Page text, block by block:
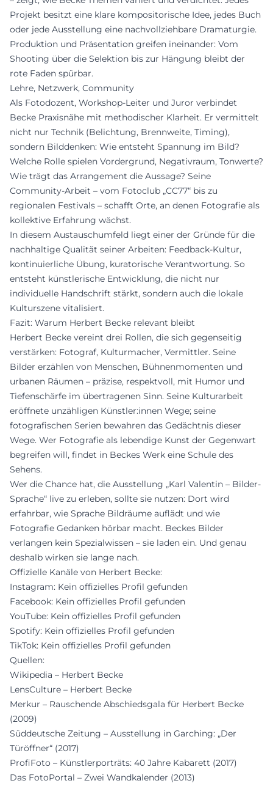
Projekt besitzt eine klare kompositorische Idee, jedes Buch
oder jede Ausstellung eine nachvollziehbare Dramaturgie.
Produktion und Präsentation greifen ineinander: Vom
Shooting über die Selektion bis zur Hängung bleibt der
rote Faden spürbar.
Lehre, Netzwerk, Community
Als Fotodozent, Workshop-Leiter und Juror verbindet
Becke Praxisnähe mit methodischer Klarheit. Er vermittelt
nicht nur Technik (Belichtung, Brennweite, Timing),
sondern Bilddenken: Wie entsteht Spannung im Bild?
Welche Rolle spielen Vordergrund, Negativraum, Tonwerte?
Wie trägt das Arrangement die Aussage? Seine
Community-Arbeit – vom Fotoclub „CC77“ bis zu
regionalen Festivals – schafft Orte, an denen Fotografie als
kollektive Erfahrung wächst.
In diesem Austauschumfeld liegt einer der Gründe für die
nachhaltige Qualität seiner Arbeiten: Feedback-Kultur,
kontinuierliche Übung, kuratorische Verantwortung. So
entsteht künstlerische Entwicklung, die nicht nur
individuelle Handschrift stärkt, sondern auch die lokale
Kulturszene vitalisiert.
Fazit: Warum Herbert Becke relevant bleibt
Herbert Becke vereint drei Rollen, die sich gegenseitig
verstärken: Fotograf, Kulturmacher, Vermittler. Seine
Bilder erzählen von Menschen, Bühnenmomenten und
urbanen Räumen – präzise, respektvoll, mit Humor und
Tiefenschärfe im übertragenen Sinn. Seine Kulturarbeit
eröffnete unzähligen Künstler:innen Wege; seine
fotografischen Serien bewahren das Gedächtnis dieser
Wege. Wer Fotografie als lebendige Kunst der Gegenwart
begreifen will, findet in Beckes Werk eine Schule des
Sehens.
Wer die Chance hat, die Ausstellung „Karl Valentin – Bilder-
Sprache“ live zu erleben, sollte sie nutzen: Dort wird
erfahrbar, wie Sprache Bildräume auflädt und wie
Fotografie Gedanken hörbar macht. Beckes Bilder
verlangen kein Spezialwissen – sie laden ein. Und genau
deshalb wirken sie lange nach.
Offizielle Kanäle von Herbert Becke:
Instagram: Kein offizielles Profil gefunden
Facebook: Kein offizielles Profil gefunden
YouTube: Kein offizielles Profil gefunden
Spotify: Kein offizielles Profil gefunden
TikTok: Kein offizielles Profil gefunden
Quellen:
Wikipedia – Herbert Becke
LensCulture – Herbert Becke
Merkur – Rauschende Abschiedsgala für Herbert Becke
(2009)
Süddeutsche Zeitung – Ausstellung in Garching: „Der
Türöffner“ (2017)
ProfiFoto – Künstlerporträts: 40 Jahre Kabarett (2017)
Das FotoPortal – Zwei Wandkalender (2013)